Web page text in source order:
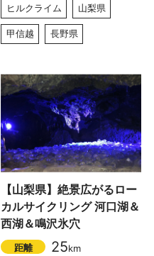
ヒルクライム 山梨県
甲信越 長野県
【山梨県】絶景広がるロー
カルサイクリング 河口湖＆
西湖＆鳴沢氷穴
距離 25km